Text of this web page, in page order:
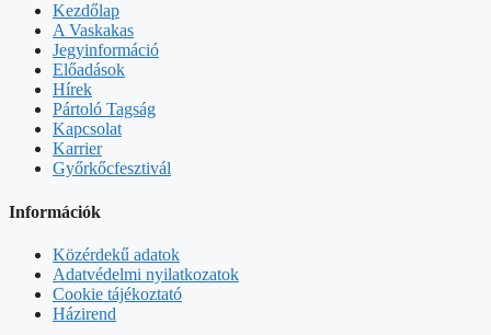
Kezdőlap
A Vaskakas
Jegyinformáció
Előadások
Hírek
Pártoló Tagság
Kapcsolat
Karrier
Győrkőcfesztivál
Információk
Közérdekű adatok
Adatvédelmi nyilatkozatok
Cookie tájékoztató
Házirend